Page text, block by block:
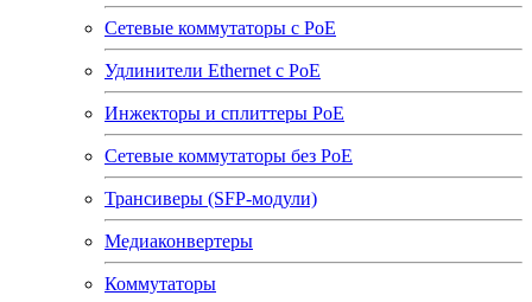
Сетевые коммутаторы с РоЕ
Удлинители Ethernet с PoE
Инжекторы и сплиттеры РоЕ
Сетевые коммутаторы без РоЕ
Трансиверы (SFP-модули)
Медиаконвертеры
Коммутаторы